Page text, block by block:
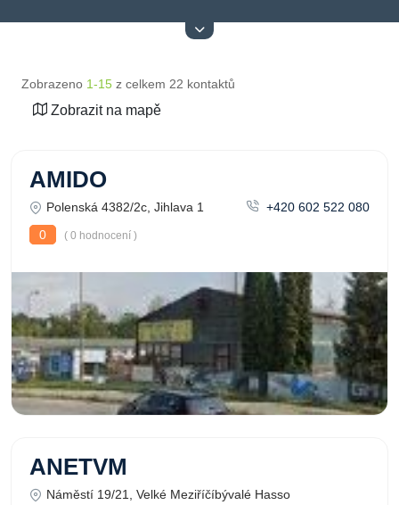
Zobrazeno 1-15 z celkem 22 kontaktů
Zobrazit na mapě
AMIDO
Polenská 4382/2c, Jihlava 1
+420 602 522 080
0
( 0 hodnocení )
ANETVM
Náměstí 19/21, Velké Meziříčíbývalé Hasso